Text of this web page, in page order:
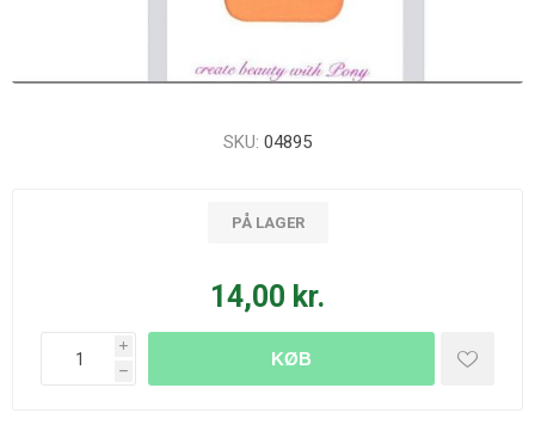
SKU: 04895
PÅ LAGER
14,00 kr.
i
h
KØB